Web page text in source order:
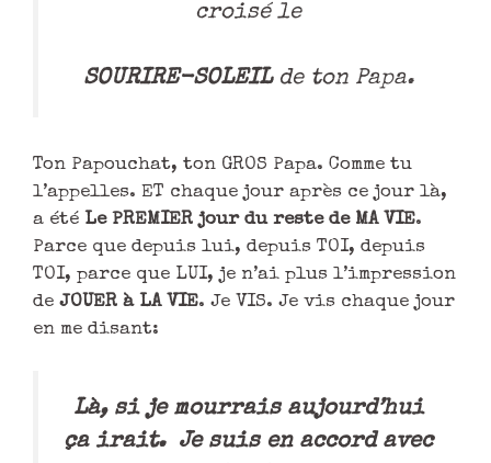
croisé le
SOURIRE-SOLEILde ton Papa.
Ton Papouchat, ton GROS Papa. Comme tu
l’appelles. ET chaque jour après ce jour là,
a été Le PREMIER jour du reste de MA VIE.
Parce que depuis lui, depuis TOI, depuis
TOI, parce que LUI, je n’ai plus l’impression
de JOUER à LA VIE. Je VIS. Je vis chaque jour
en me disant:
Là, si je mourrais aujourd’hui
ça irait. Je suis en accord avec